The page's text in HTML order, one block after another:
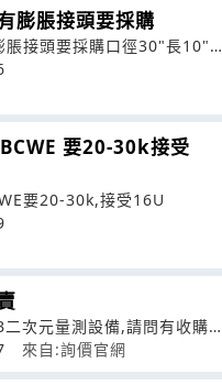
膨脹接頭要採購
脹接頭要採購口徑30"長10"其
要20-30k接受
要20-30k,接受16U
次元量測設備,請問有收購
來自:詢價官網